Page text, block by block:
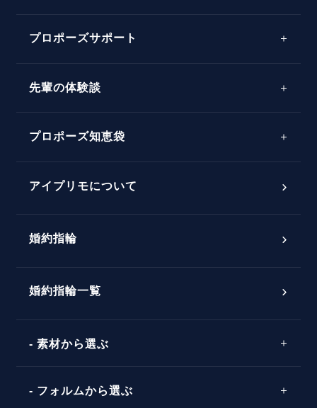
プロポーズサポート
プロポーズアイテム
パーフェクトプロポーズリング
婚約指輪マッチング診断
先輩の体験談
プロポーズ知恵袋
ダイヤモンドの品質とは？
タイミング
アイプリモについて
婚約指輪
婚約指輪一覧
素材から選ぶ
プラチナ
フォルムから選ぶ